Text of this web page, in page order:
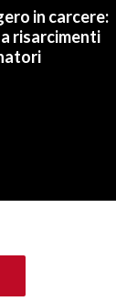
in carcere:
risarcimenti